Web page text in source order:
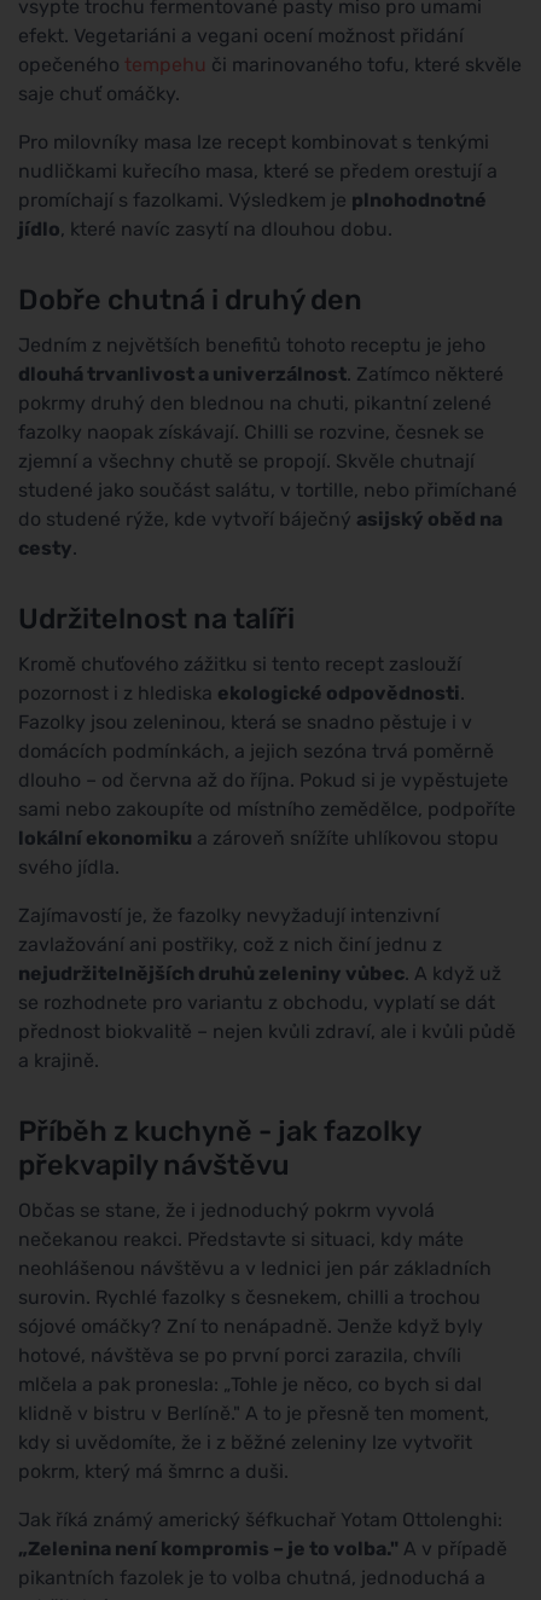
vsypte trochu fermentované pasty miso pro umami
efekt. Vegetariáni a vegani ocení možnost přidání
opečeného tempehu či marinovaného tofu, které skvěle
saje chuť omáčky.
Pro milovníky masa lze recept kombinovat s tenkými
nudličkami kuřecího masa, které se předem orestují a
promíchají s fazolkami. Výsledkem je plnohodnotné
jídlo, které navíc zasytí na dlouhou dobu.
Dobře chutná i druhý den
Jedním z největších benefitů tohoto receptu je jeho
dlouhá trvanlivost a univerzálnost. Zatímco některé
pokrmy druhý den blednou na chuti, pikantní zelené
fazolky naopak získávají. Chilli se rozvine, česnek se
zjemní a všechny chutě se propojí. Skvěle chutnají
studené jako součást salátu, v tortille, nebo přimíchané
do studené rýže, kde vytvoří báječný asijský oběd na
cesty.
Udržitelnost na talíři
Kromě chuťového zážitku si tento recept zaslouží
pozornost i z hlediska ekologické odpovědnosti.
Fazolky jsou zeleninou, která se snadno pěstuje i v
domácích podmínkách, a jejich sezóna trvá poměrně
dlouho – od června až do října. Pokud si je vypěstujete
sami nebo zakoupíte od místního zemědělce, podpoříte
lokální ekonomiku a zároveň snížíte uhlíkovou stopu
svého jídla.
Zajímavostí je, že fazolky nevyžadují intenzivní
zavlažování ani postřiky, což z nich činí jednu z
nejudržitelnějších druhů zeleniny vůbec. A když už
se rozhodnete pro variantu z obchodu, vyplatí se dát
přednost biokvalitě – nejen kvůli zdraví, ale i kvůli půdě
a krajině.
Příběh z kuchyně - jak fazolky
překvapily návštěvu
Občas se stane, že i jednoduchý pokrm vyvolá
nečekanou reakci. Představte si situaci, kdy máte
neohlášenou návštěvu a v lednici jen pár základních
surovin. Rychlé fazolky s česnekem, chilli a trochou
sójové omáčky? Zní to nenápadně. Jenže když byly
hotové, návštěva se po první porci zarazila, chvíli
mlčela a pak pronesla: „Tohle je něco, co bych si dal
klidně v bistru v Berlíně." A to je přesně ten moment,
kdy si uvědomíte, že i z běžné zeleniny lze vytvořit
pokrm, který má šmrnc a duši.
Jak říká známý americký šéfkuchař Yotam Ottolenghi:
„Zelenina není kompromis – je to volba." A v případě
pikantních fazolek je to volba chutná, jednoduchá a